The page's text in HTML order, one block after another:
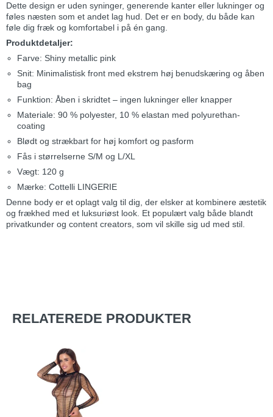
Dette design er uden syninger, generende kanter eller lukninger og
føles næsten som et andet lag hud. Det er en body, du både kan
føle dig fræk og komfortabel i på én gang.
Produktdetaljer:
Farve: Shiny metallic pink
Snit: Minimalistisk front med ekstrem høj benudskæring og åben
bag
Funktion: Åben i skridtet – ingen lukninger eller knapper
Materiale: 90 % polyester, 10 % elastan med polyurethan-
coating
Blødt og strækbart for høj komfort og pasform
Fås i størrelserne S/M og L/XL
Vægt: 120 g
Mærke: Cottelli LINGERIE
Denne body er et oplagt valg til dig, der elsker at kombinere æstetik
og frækhed med et luksuriøst look. Et populært valg både blandt
privatkunder og content creators, som vil skille sig ud med stil.
RELATEREDE PRODUKTER